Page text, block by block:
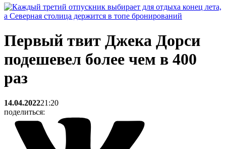
Первый твит Джека Дорси
подешевел более чем в 400
раз
14.04.202221:20
поделиться: